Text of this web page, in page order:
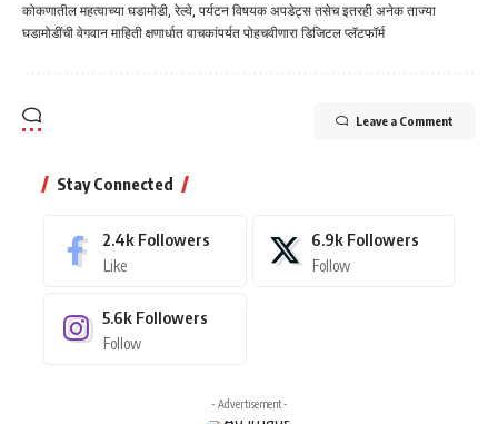
कोकणातील महत्वाच्या घडामोडी, रेल्वे, पर्यटन विषयक अपडेट्स तसेच इतरही अनेक ताज्या
घडामोडींची वेगवान माहिती क्षणार्धात वाचकांपर्यत पोहचवीणारा डिजिटल प्लॅटफॉर्म
Leave a Comment
Stay Connected
2.4k Followers
Like
6.9k Followers
Follow
5.6k Followers
Follow
- Advertisement -